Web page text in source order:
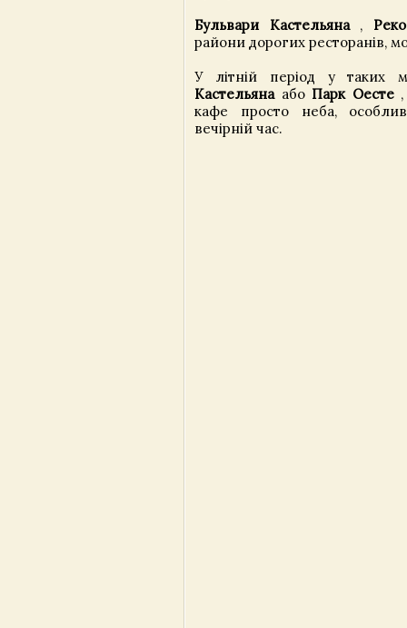
Бульвари Кастельяна,
райони дорогих ресторанів,
У літній період у таких
Кастельянаабо Парк Оесте,
кафе просто неба,
вечірній час.